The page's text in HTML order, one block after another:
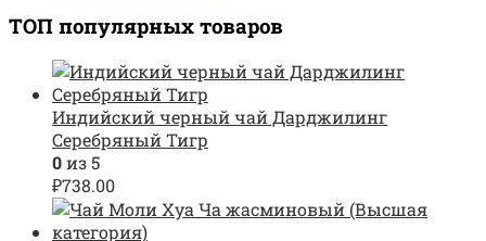
ТОП популярных товаров
Индийский черный чай Дарджилинг
Серебряный Тигр
0из 5
₽738.00